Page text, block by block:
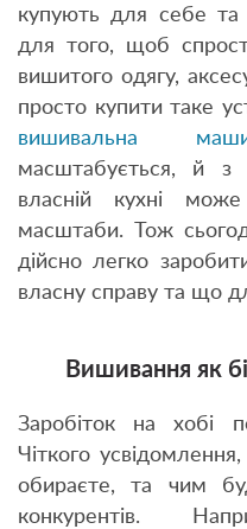
купують для себе
для того, щоб
вишитого одягу,
просто купити таке
вишивальна
масштабується, й з
власній кухні
масштаби. Тож
дійсно легко
власну справу та що
Вишивання як
Заробіток на хобі
Чіткого
обираєте, та чим
конкурентів.